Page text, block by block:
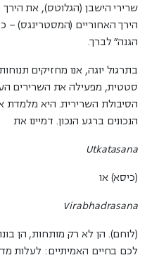
שרירי הישבן (הגלוטס), את
הירך האחוריים (המסטרינגס) –
הגנה" לברך.
בתרגול יוגה, אנו מחזיקים
סטטית, מפעילה את השרירים
הסיבולת השרירית. היא מלמדת
הנכונים ברגע הנכון. דמיינו את
Utkatasana
(כיסא) או
Virabhadrasana
(לוחם). הן לא רק מותחות, הן
לכם בחיים האמיתיים: לעלות